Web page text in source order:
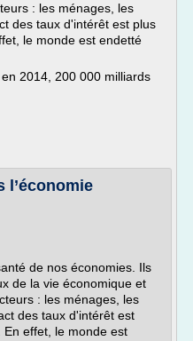
: les ménages, les
des taux d'intérêt est plus
le monde est endetté
2014, 200 000 milliards
l’économie
de nos économies. Ils
de la vie économique et
: les ménages, les
des taux d'intérêt est
effet, le monde est